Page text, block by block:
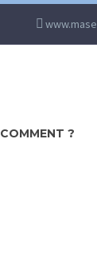
COMMENT ?